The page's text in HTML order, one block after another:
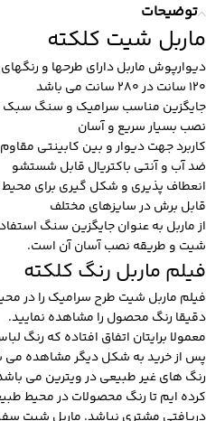
توضیحات
ماربل شیت کلکته
دیوارپوش ماربل دارای طرحها و
120 سانت در 280 سانت می باشد
جایگزین مناسب سرامیک و سنگ سبک و
نصب بسیار سریع و آسان
کاربرد جهت دیوار و بین کابینتی
ضد آب و آنتی باکتریال قابل شستشو
انعطاف پذیری و شکل گیری برای
قابل برش در سایزهای مختلف
از ماربل به عنوان جایگزین سنگ
شیت و طریقه نصب آسان آن است.
فیلم ماربل رنگ کلکته
فیلم ماربل شیت طرح سرامیک را در
دقیقا رنگ محصول را مشاهده نمایید.
معمولا برایتان اتفاق افتاده که رنگ
پس از خرید به شکل دیگر مشاهده می
رنگ های غیر طبیعی در ویترین می
کرده ایم تا رنگ محصولات در محیط